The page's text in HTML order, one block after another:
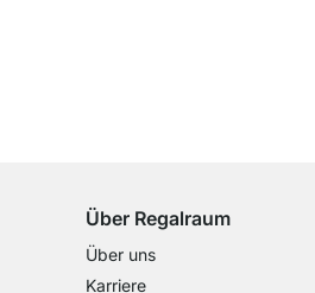
Über Regalraum
Über uns
Karriere